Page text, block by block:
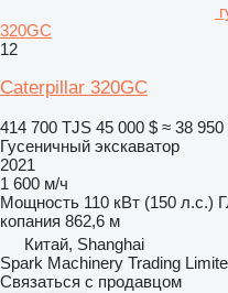
320GC
12
Caterpillar 320GC
414 700 TJS 45 000 $ ≈ 38 950
Гусеничный экскаватор
2021
1 600 м/ч
Мощность 110 кВт (150 л.с.)
копания 862,6 м
Китай, Shanghai
Spark Machinery Trading
Связаться с продавцом